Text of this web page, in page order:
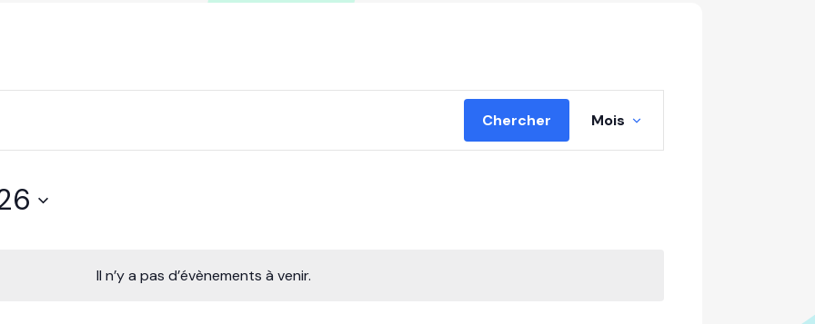
Il n’y a pas d’évènements à venir.
Chercher
Navigation
de
Mois